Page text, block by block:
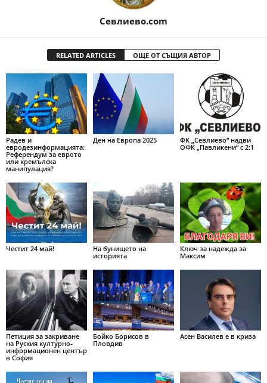
Севлиево.com
RELATED ARTICLES ОЩЕ ОТ СЪЩИЯ АВТОР
Радев и
евродезинформацията:
Референдум за еврото
или кремълска
манипулация?
Ден на Европа 2025
ФК „Севлиево“ надви
ОФК „Павликени“ с 2:1
Честит 24 май!
На бунището на
историята
Ключ за надежда за
Максим
Петиция за закриване
на Руския културно-
информационен център
в София
Бойко Борисов в
Пловдив
Асен Василев е в криза